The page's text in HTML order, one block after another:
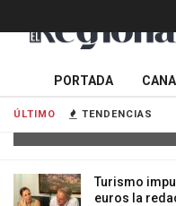
ÚLTIMO TENDENCIAS
la colisión de dos
Turismo
euros la
PORTADA